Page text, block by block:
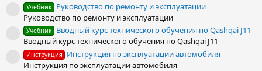
Иконка ресурса
Учебник
Руководство по ремонту и эксплуатации
Руководство по ремонту и эксплуатации
Иконка ресурса
Учебник
Вводный курс технического обучения по Qashqai J11
Вводный курс технического обучения по Qashqai J11
Иконка ресурса
Инструкция
Инструкция по эксплуатации автомобиля
Инструкция по эксплуатации автомобиля